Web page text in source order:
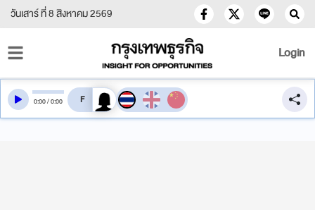
วันเสาร์ ที่ 8 สิงหาคม 2569
Login
0:00/0:00 สลับเสียงอ่าน